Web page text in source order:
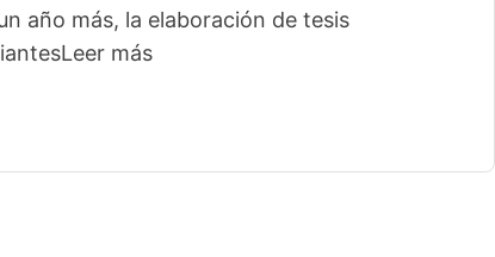
año más, la elaboración de tesis
Leer más